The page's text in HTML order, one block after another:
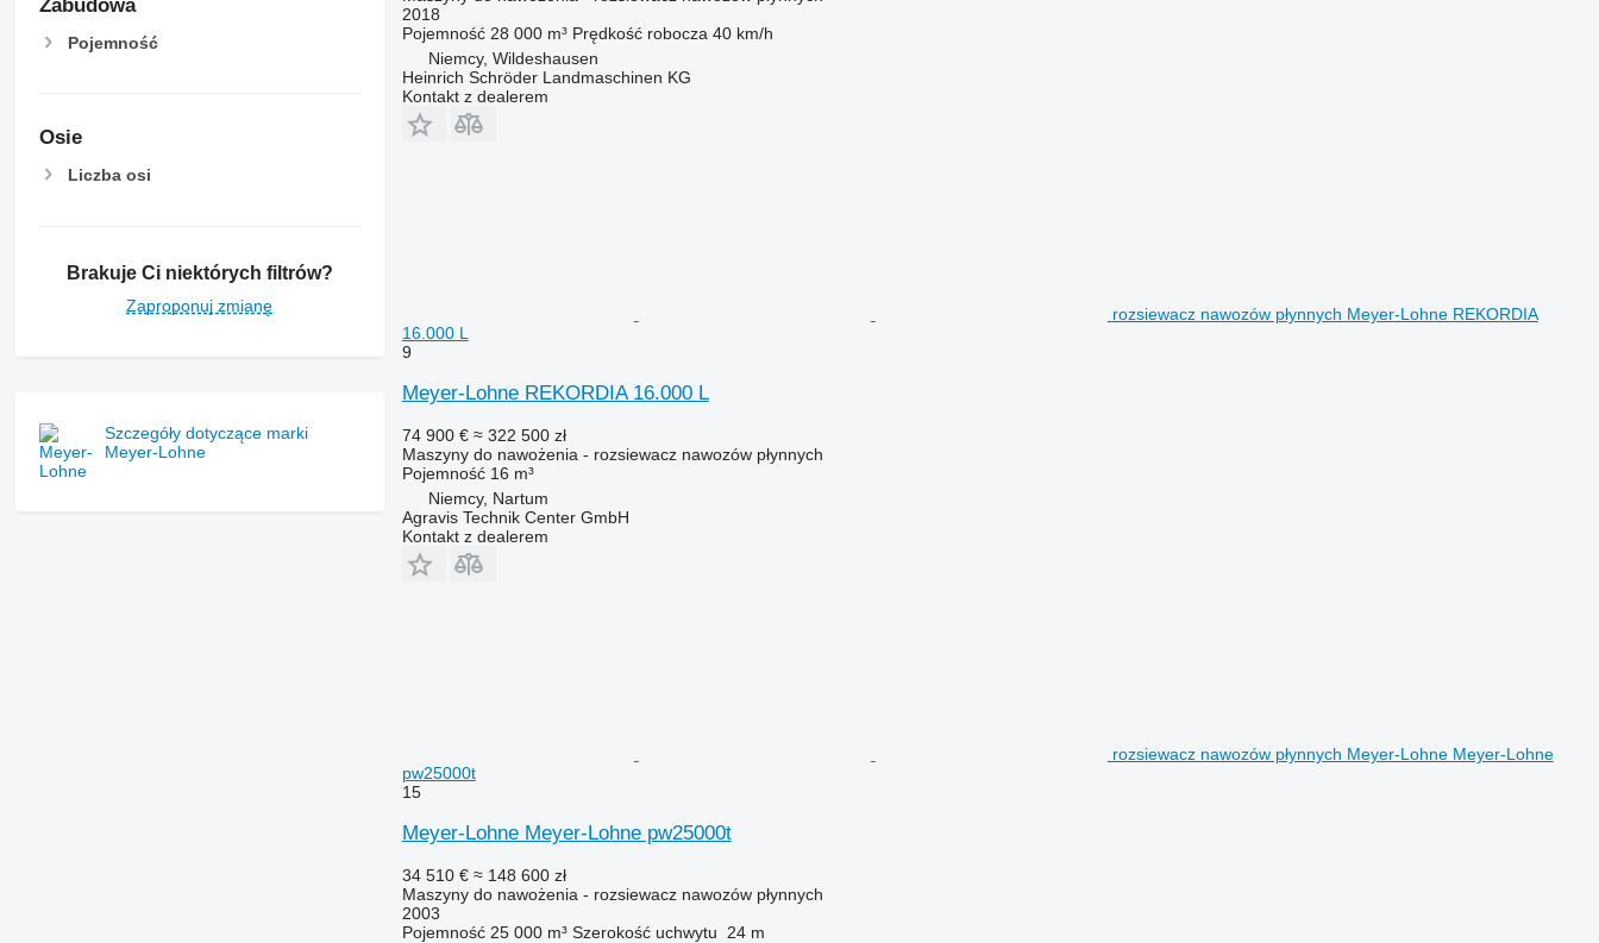
Zabudowa
Pojemność
Osie
Liczba osi
Brakuje Ci niektórych filtrów?
Zaproponuj zmianę
Szczegóły dotyczące marki
Meyer-Lohne
2018
Pojemność 28 000 m³ Prędkość robocza 40 km/h
Niemcy, Wildeshausen
Heinrich Schröder Landmaschinen KG
Kontakt z dealerem
rozsiewacz nawozów płynnych Meyer-Lohne REKORDIA
16.000 L
9
Meyer-Lohne REKORDIA 16.000 L
74 900 € ≈ 322 500 zł
Maszyny do nawożenia - rozsiewacz nawozów płynnych
Pojemność 16 m³
Niemcy, Nartum
Agravis Technik Center GmbH
Kontakt z dealerem
rozsiewacz nawozów płynnych Meyer-Lohne Meyer-Lohne
pw25000t
15
Meyer-Lohne Meyer-Lohne pw25000t
34 510 € ≈ 148 600 zł
Maszyny do nawożenia - rozsiewacz nawozów płynnych
2003
Pojemność 25 000 m³ Szerokość uchwytu
24 m